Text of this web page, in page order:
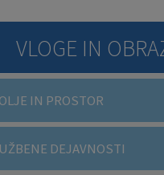
VLOGE IN
IN PROSTOR
DEJAVNOSTI